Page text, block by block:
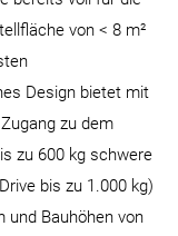
von < 8 m²
Design bietet mit
zu dem
zu 600 kg schwere
bis zu 1.000 kg)
und Bauhöhen von